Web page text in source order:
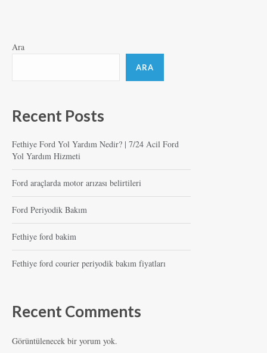
Ara
ARA
Recent Posts
Fethiye Ford Yol Yardım Nedir? | 7/24 Acil Ford
Yol Yardım Hizmeti
Ford araçlarda motor arızası belirtileri
Ford Periyodik Bakım
Fethiye ford bakim
Fethiye ford courier periyodik bakım fiyatları
Recent Comments
Görüntülenecek bir yorum yok.